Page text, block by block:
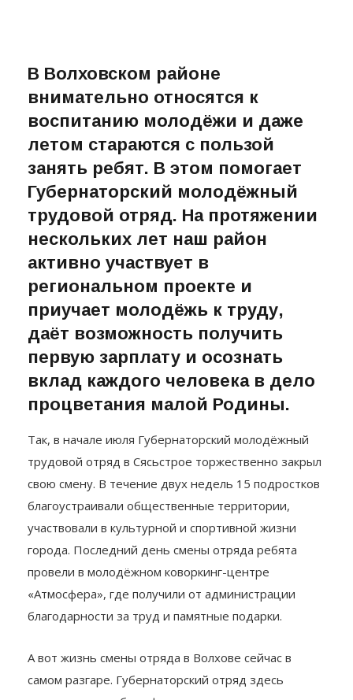
В Волховском районе
внимательно относятся к
воспитанию молодёжи и даже
летом стараются с пользой
занять ребят. В этом помогает
Губернаторский молодёжный
трудовой отряд. На протяжении
нескольких лет наш район
активно участвует в
региональном проекте и
приучает молодёжь к труду,
даёт возможность получить
первую зарплату и осознать
вклад каждого человека в дело
процветания малой Родины.
Так, в начале июля Губернаторский молодёжный
трудовой отряд в Сясьстрое торжественно закрыл
свою смену. В течение двух недель 15 подростков
благоустраивали общественные территории,
участвовали в культурной и спортивной жизни
города. Последний день смены отряда ребята
провели в молодёжном коворкинг-центре
«Атмосфера», где получили от администрации
А вот жизнь смены отряда в Волхове сейчас в